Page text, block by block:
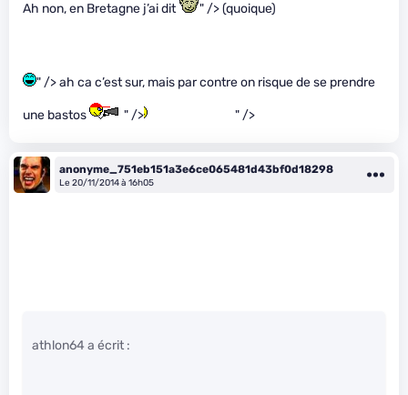
Ah non, en Bretagne j’ai dit " /> (quoique)
" /> ah ca c’est sur, mais par contre on risque de se prendre
une bastos " /> " />
anonyme_751eb151a3e6ce065481d43bf0d18298
Le 20/11/2014 à 16h05
athlon64 a écrit :